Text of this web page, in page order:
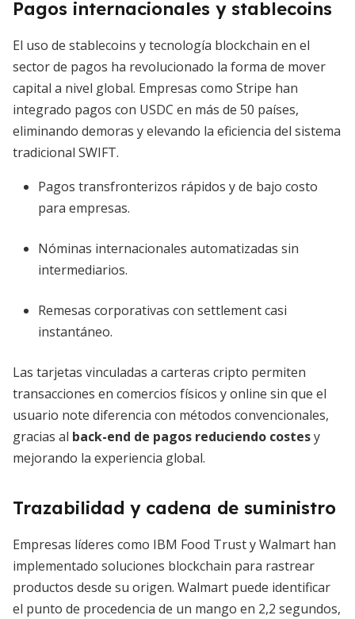
Pagos internacionales y stablecoins
El uso de stablecoins y tecnología blockchain en el
sector de pagos ha revolucionado la forma de mover
capital a nivel global. Empresas como Stripe han
integrado pagos con USDC en más de 50 países,
eliminando demoras y elevando la eficiencia del sistema
tradicional SWIFT.
Pagos transfronterizos rápidos y de bajo costo
para empresas.
Nóminas internacionales automatizadas sin
intermediarios.
Remesas corporativas con settlement casi
instantáneo.
Las tarjetas vinculadas a carteras cripto permiten
transacciones en comercios físicos y online sin que el
usuario note diferencia con métodos convencionales,
gracias al back-end de pagos reduciendo costesy
mejorando la experiencia global.
Trazabilidad y cadena de suministro
Empresas líderes como IBM Food Trust y Walmart han
implementado soluciones blockchain para rastrear
productos desde su origen. Walmart puede identificar
el punto de procedencia de un mango en 2,2 segundos,